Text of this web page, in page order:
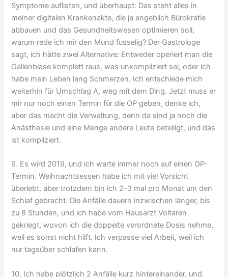
Symptome auflisten, und überhaupt: Das steht alles in
meiner digitalen Krankenakte, die ja angeblich Bürokratie
abbauen und das Gesundheitswesen optimieren soll,
warum rede ich mir den Mund fusselig? Der Gastrologe
sagt, ich hätte zwei Alternative: Entweder operiert man die
Gallenblase komplett raus, was unkompliziert sei, oder ich
habe mein Leben lang Schmerzen. Ich entschiede mich
weiterhin für Umschlag A, weg mit dem Ding. Jetzt muss er
mir nur noch einen Termin für die OP geben, denke ich,
aber das macht die Verwaltung, denn da sind ja noch die
Anästhesie und eine Menge andere Leute beteiligt, und das
ist kompliziert.
9. Es wird 2019, und ich warte immer noch auf einen OP-
Termin. Weihnachtsessen habe ich mit viel Vorsicht
überlebt, aber trotzdem bin ich 2-3 mal pro Monat um den
Schlaf gebracht. Die Anfälle dauern inzwischen länger, bis
zu 8 Stunden, und ich habe vom Hausarzt Voltaren
gekriegt, wovon ich die doppelte verordnete Dosis nehme,
weil es sonst nicht hilft. Ich verpasse viel Arbeit, weil ich
nur tagsüber schlafen kann.
10. Ich habe plötzlich 2 Anfälle kurz hintereinander, und